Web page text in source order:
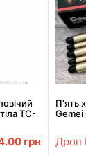
TC-
грн
П'ять
Gemei
Дроп